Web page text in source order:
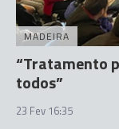
MADEIRA
“Tratamento
todos”
23 Fev 16:35